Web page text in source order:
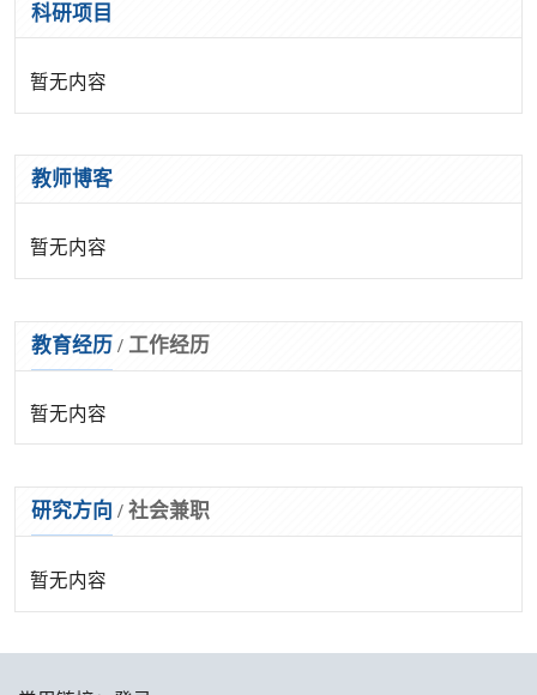
科研项目
暂无内容
教师博客
暂无内容
教育经历 / 工作经历
暂无内容
研究方向 / 社会兼职
暂无内容